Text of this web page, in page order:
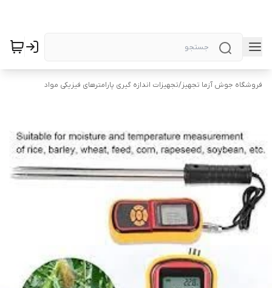
فروشگاه جوش آزما تجهیز/تجهیزات اندازه گیری پارامترهای فیزیکی مواد